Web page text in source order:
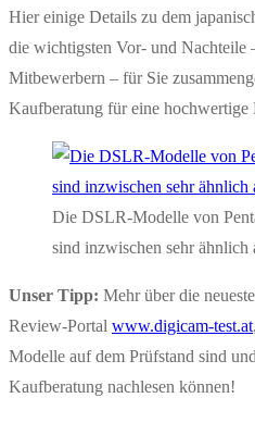
Hier einige Details zu dem
die wichtigsten Vor- und Nachteile
Mitbewerbern – für Sie
Kaufberatung für eine hochwertige
Die DSLR-Modelle von
sind inzwischen sehr ähnlich
Unser Tipp: Mehr über die
Review-Portal www.digicam-test.at
Modelle auf dem Prüfstand sind
Kaufberatung nachlesen können!